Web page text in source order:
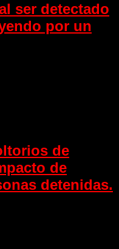
ser detectado
por un
de
de
detenidas.